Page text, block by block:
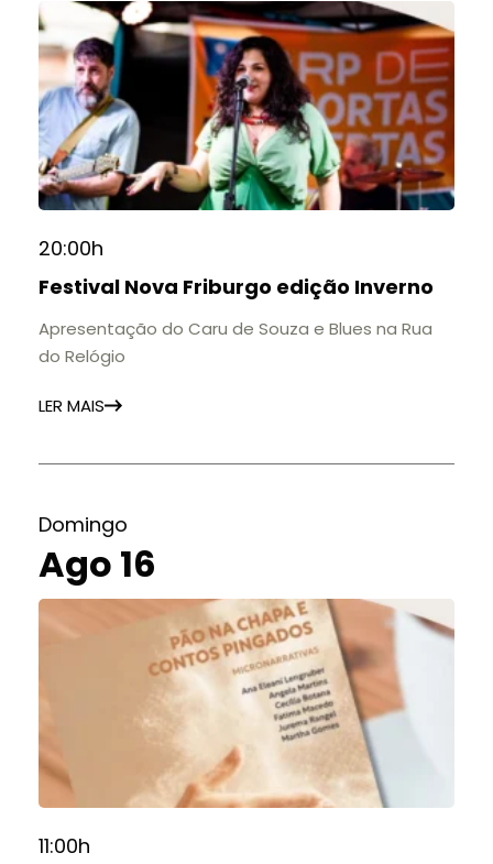
20:00h
Festival Nova Friburgo edição Inverno
Apresentação do Caru de Souza e Blues na Rua
do Relógio
LER MAIS
Domingo
Ago 16
11:00h